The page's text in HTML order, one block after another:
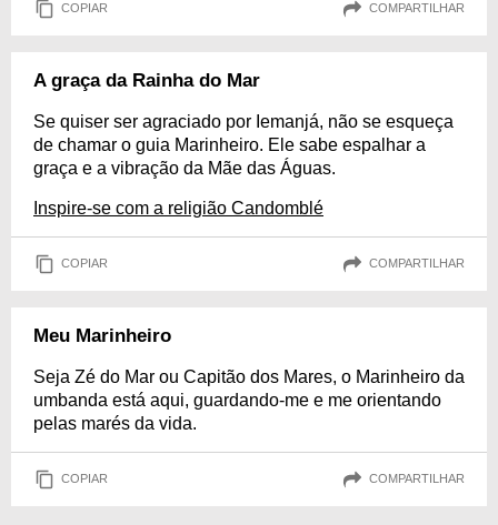
COPIAR COMPARTILHAR
A graça da Rainha do Mar
Se quiser ser agraciado por Iemanjá, não se esqueça
de chamar o guia Marinheiro. Ele sabe espalhar a
graça e a vibração da Mãe das Águas.
Inspire-se com a religião Candomblé
COPIAR COMPARTILHAR
Meu Marinheiro
Seja Zé do Mar ou Capitão dos Mares, o Marinheiro da
umbanda está aqui, guardando-me e me orientando
pelas marés da vida.
COPIAR COMPARTILHAR